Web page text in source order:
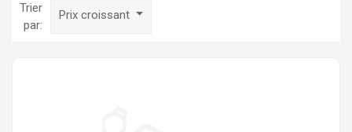
Trier
par:
Prix croissant